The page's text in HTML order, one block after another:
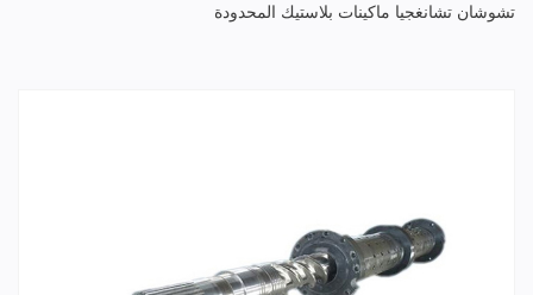
تشوشان تشانغجيا ماكينات بلاستيك المحدودة